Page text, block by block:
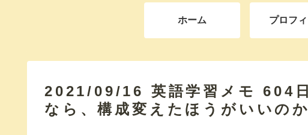
ホーム プロフ
2021/09/16 英語学習メモ 604
なら、構成変えたほうがいいの